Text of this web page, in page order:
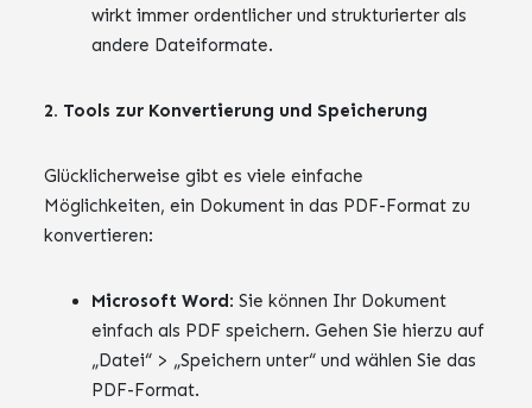
wirkt immer ordentlicher und strukturierter als
andere Dateiformate.
2. Tools zur Konvertierung und Speicherung
Glücklicherweise gibt es viele einfache
Möglichkeiten, ein Dokument in das PDF-Format zu
konvertieren:
Microsoft Word: Sie können Ihr Dokument
einfach als PDF speichern. Gehen Sie hierzu auf
„Datei“ > „Speichern unter“ und wählen Sie das
PDF-Format.